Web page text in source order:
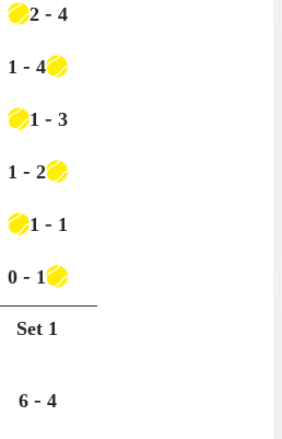
2 - 4
1 - 4
1 - 3
1 - 2
1 - 1
0- 1
Set 1
6 - 4